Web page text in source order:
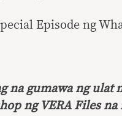
Episode ng
na gumawa ng ulat
ng VERA Files